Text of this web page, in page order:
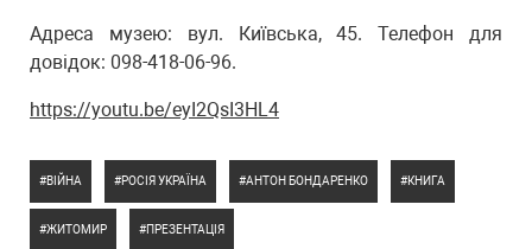
Адреса музею: вул. Київська, 45. Телефон для
довідок: 098-418-06-96.
https://youtu.be/eyI2QsI3HL4
ВІЙНА РОСІЯ УКРАЇНА АНТОН БОНДАРЕНКО КНИГА
ЖИТОМИР ПРЕЗЕНТАЦІЯ